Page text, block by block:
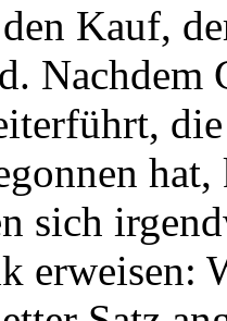
Kauf,
Nachdem
sich
erweisen: